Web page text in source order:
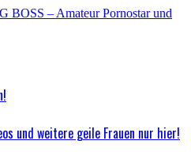
und weitere geile Frauen nur hier!